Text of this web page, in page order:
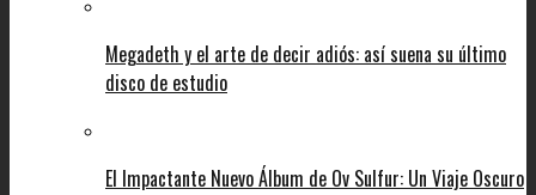
Megadeth y el arte de decir adiós: así suena su último
disco de estudio
El Impactante Nuevo Álbum de Ov Sulfur: Un Viaje Oscuro